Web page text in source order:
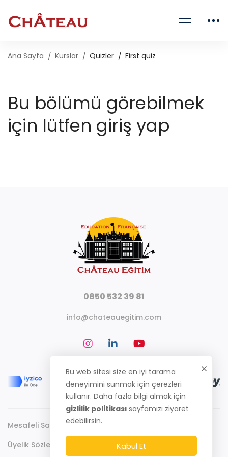
Ana Sayfa Kurslar Quizler First quiz
Bu bölümü görebilmek
için lütfen giriş yap
0850 532 39 81
info@chateauegitim.com
Mesafeli Satış Sözleşmesi
Üyelik Sözleşmesi
Bu web sitesi size en iyi tarama
deneyimini sunmak için çerezleri
kullanır. Daha fazla bilgi almak için
gizlilik politikası sayfamızı ziyaret
edebilirsin.
Kabul Et